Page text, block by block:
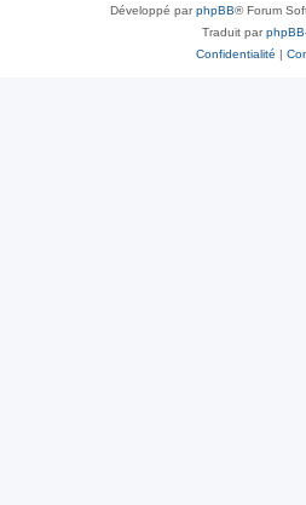
Développé parphpBB® Forum
Traduit par
Confidentialité |